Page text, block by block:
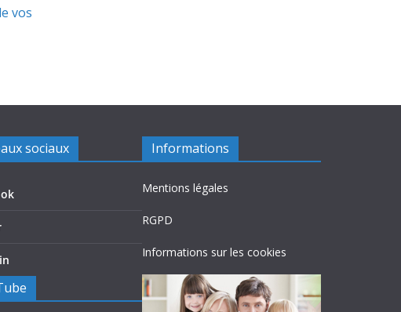
vos
sociaux Informations
Mentions légales
RGPD
Informations sur les cookies